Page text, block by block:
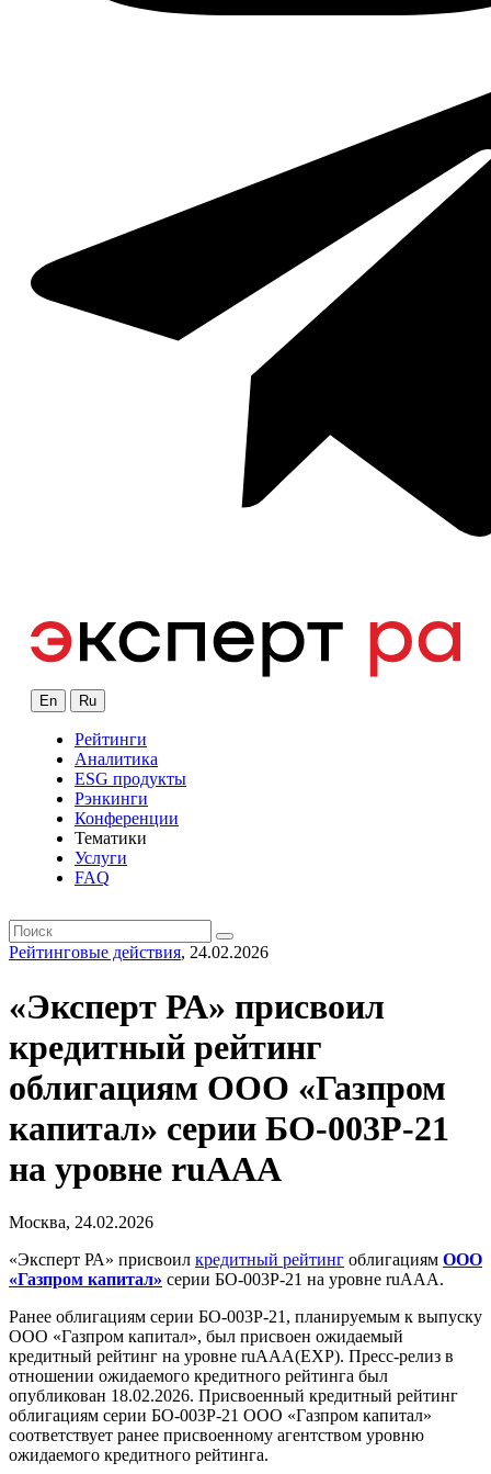
En Ru
Рейтинги
Аналитика
ESG продукты
Рэнкинги
Конференции
Тематики
Услуги
FAQ
Рейтинговые действия, 24.02.2026
«Эксперт РА» присвоил
кредитный рейтинг
облигациям ООО «Газпром
капитал» серии БО-003Р-21
на уровне ruAAA
Москва, 24.02.2026
«Эксперт РА» присвоил кредитный рейтинг облигациям ООО
«Газпром капитал» серии БО-003Р-21 на уровне ruAAA.
Ранее облигациям серии БО-003Р-21, планируемым к выпуску
ООО «Газпром капитал», был присвоен ожидаемый
кредитный рейтинг на уровне ruAAA(EXP). Пресс-релиз в
отношении ожидаемого кредитного рейтинга был
опубликован 18.02.2026. Присвоенный кредитный рейтинг
облигациям серии БО-003Р-21 ООО «Газпром капитал»
соответствует ранее присвоенному агентством уровню
ожидаемого кредитного рейтинга.